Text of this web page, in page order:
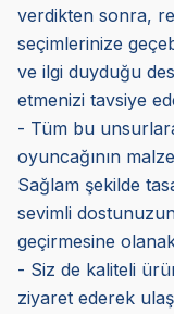
verdikten sonra,
seçimlerinize
ve ilgi duyduğu
etmenizi tavsiye
- Tüm bu
oyuncağının
Sağlam şekilde
sevimli
geçirmesine
- Siz de kaliteli
ziyaret ederek